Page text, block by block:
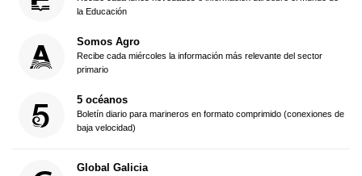
la Educación
Somos Agro
Recibe cada miércoles la información más relevante del sector
primario
5 océanos
Boletín diario para marineros en formato comprimido (conexiones de
baja velocidad)
Global Galicia